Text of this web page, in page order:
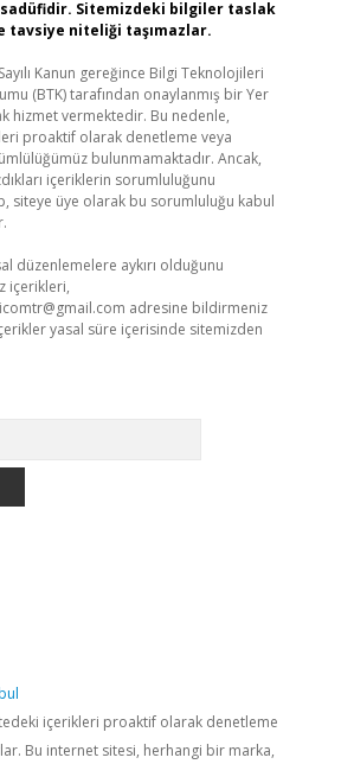
Sitemizdeki bilgiler taslak
tavsiye niteliği taşımazlar.
Kanun gereğince Bilgi Teknolojileri
(BTK) tarafından onaylanmış bir Yer
hizmet vermektedir. Bu nedenle,
proaktif olarak denetleme veya
bulunmamaktadır. Ancak,
içeriklerin sorumluluğunu
siteye üye olarak bu sorumluluğu kabul
düzenlemelere aykırı olduğunu
içerikleri,
adresine bildirmeniz
yasal süre içerisinde sitemizden
içerikleri proaktif olarak denetleme
Bu internet sitesi, herhangi bir marka,